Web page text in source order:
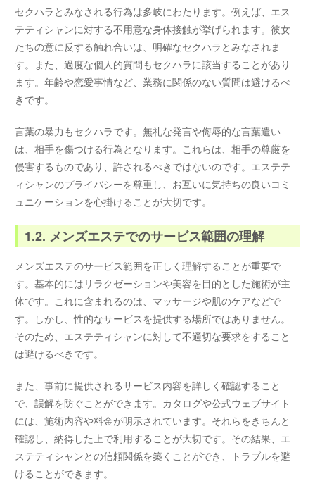
セクハラとみなされる行為は多岐にわたります。例えば、エス
テティシャンに対する不用意な身体接触が挙げられます。彼女
たちの意に反する触れ合いは、明確なセクハラとみなされま
す。また、過度な個人的質問もセクハラに該当することがあり
ます。年齢や恋愛事情など、業務に関係のない質問は避けるべ
きです。
言葉の暴力もセクハラです。無礼な発言や侮辱的な言葉遣い
は、相手を傷つける行為となります。これらは、相手の尊厳を
侵害するものであり、許されるべきではないのです。エステテ
ィシャンのプライバシーを尊重し、お互いに気持ちの良いコミ
ュニケーションを心掛けることが大切です。
1.2. メンズエステでのサービス範囲の理解
メンズエステのサービス範囲を正しく理解することが重要で
す。基本的にはリラクゼーションや美容を目的とした施術が主
体です。これに含まれるのは、マッサージや肌のケアなどで
す。しかし、性的なサービスを提供する場所ではありません。
そのため、エステティシャンに対して不適切な要求をすること
は避けるべきです。
また、事前に提供されるサービス内容を詳しく確認すること
で、誤解を防ぐことができます。カタログや公式ウェブサイト
には、施術内容や料金が明示されています。それらをきちんと
確認し、納得した上で利用することが大切です。その結果、エ
ステティシャンとの信頼関係を築くことができ、トラブルを避
けることができます。